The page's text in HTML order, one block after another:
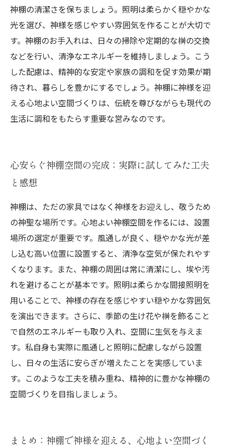
神棚の清潔さを保ちましょう。照明は柔らかく穏やかな
光を選び、神様を感じやすい雰囲気を作ることが大切で
す。神棚のお手入れは、日々の掃除や定期的な榊の交換
などを行い、清浄なエネルギーを維持しましょう。こう
した配慮は、精神的な安定や家族の調和を促す効果が期
待され、暮らしを豊かにするでしょう。神棚に神様を迎
える心地よい空間づくりは、伝統を尊びながらも現代の
生活に調和をもたらす重要な営みなのです。
心安らぐ神棚空間の完成：実際に試してみた工夫
と感想
神棚は、ただの家具ではなく神様をお迎えし、敬うため
の神聖な場所です。心地よい神棚空間を作るには、設置
場所の選定が重要です。風通しが良く、穏やかな光が差
し込む高い位置に設置すると、清浄な空気が保たれやす
くなります。また、神棚の周囲は常に清潔にし、埃や汚
れを避けることが基本です。照明は柔らかな間接照明を
用いることで、神様の存在を感じやすい穏やかな雰囲気
を演出できます。さらに、季節の生け花や榊を飾ること
で自然のエネルギーも取り入れ、空間に生気を与えま
す。私自身も実際に風通しと照明に配慮しながら設置
し、日々の生活に安らぎが増えたことを実感していま
す。このような工夫を積み重ね、精神的に豊かな神棚の
空間づくりを目指しましょう。
まとめ：神棚で神様を迎える、心地よい空間づく